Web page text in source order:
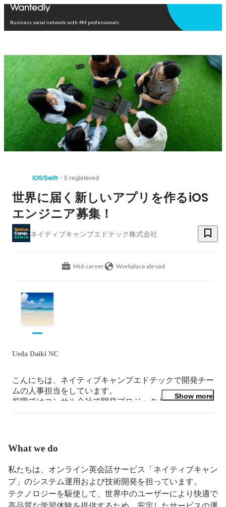
Business social network with 4M professionals
iOS/Swift 5 registered
世界に届く新しいアプリを作るiOS
エンジニア募集！
ネイティブキャンプエドテック株式会社
Mid-career Workplace abroad
Ueda Daiki NC
こんにちは、ネイティブキャンプエドテックで開発チー
ムの人事担当をしています。
前職ではコンサル会社で開発プロジェクトに関わり、そ
の後、英語力を伸ばしたくてフィリピンへ飛び込みまし
ださい！
Show more
What we do
私たちは、オンライン英会話サービス「ネイティブキャン
プ」のシステム運用および技術開発を担っています。
テクノロジーを駆使して、世界中のユーザーにより快適で